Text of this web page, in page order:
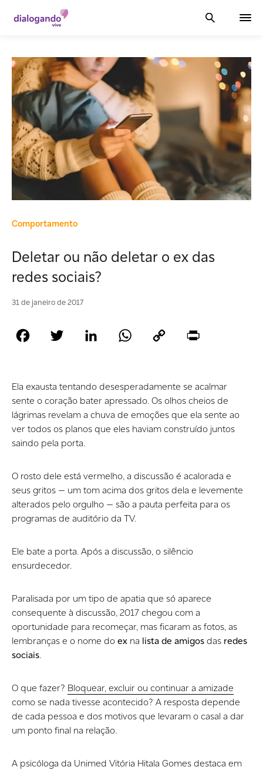
Comportamento
Deletar ou não deletar o ex das
redes sociais?
31 de janeiro de 2017
Facebook Twitter LinkedIn WhatsAppCopy
Ela exausta tentando desesperadamente se acalmar
sente o coração bater apressado. Os olhos cheios de
lágrimas revelam a chuva de emoções que ela sente ao
ver todos os planos que eles haviam construído juntos
saindo pela porta.
O rosto dele está vermelho, a discussão é acalorada e
seus gritos — um tom acima dos gritos dela e levemente
alterados pelo orgulho — são a pauta perfeita para os
programas de auditório da TV.
Ele bate a porta. Após a discussão, o silêncio
ensurdecedor.
Paralisada por um tipo de apatia que só aparece
consequente à discussão, 2017 chegou com a
oportunidade para recomeçar, mas ficaram as fotos, as
lembranças e o nome doex na lista de amigosdas redes
sociais.
O que fazer? Bloquear,excluir ou continuar a amizade
como se nada tivesse acontecido? A resposta depende
de cada pessoa e dos motivos que levaram o casal a dar
um ponto final na relação.
A psicóloga da Unimed Vitória Hitala Gomes destaca em